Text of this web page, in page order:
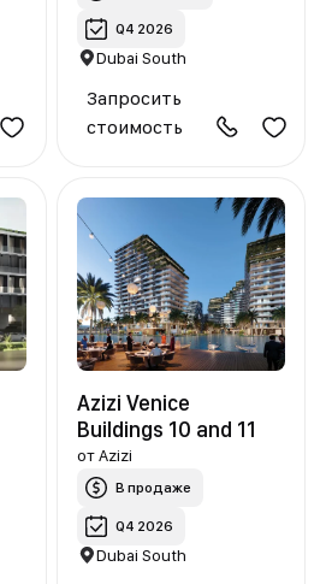
Q4 2026
Dubai South
Запросить
стоимость
Azizi Venice
Buildings 10 and 11
от Azizi
В продаже
Q4 2026
Dubai South